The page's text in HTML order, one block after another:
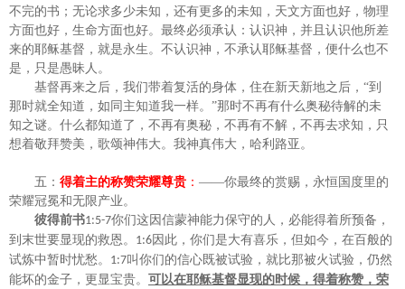
不完的书；无论求多少未知，还有更多的未知，天文方面也好，物理
方面也好，生命方面也好。最终必须承认：认识神，并且认识他所差
来的耶稣基督，就是永生。不认识神，不承认耶稣基督，便什么也不
是，只是愚昧人。
基督再来之后，我们带着复活的身体，住在新天新地之后， “到
那时就全知道，如同主知道我一样。”那时不再有什么奥秘待解的未
知之谜。什么都知道了，不再有奥秘，不再有不解，不再去求知，只
想着敬拜赞美，歌颂神伟大。我神真伟大，哈利路亚。
五： 得着主的称赞荣耀尊贵 ： ——你最终的赏赐，永恒国度里的
荣耀冠冕和无限产业。
彼得前书1:5-7你们这因信蒙神能力保守的人，必能得着所预备，
到末世要显现的救恩。 1:6因此，你们是大有喜乐，但如今，在百般的
试炼中暂时忧愁。 1:7叫你们的信心既被试验，就比那被火试验，仍然
能坏的金子，更显宝贵。 可以在耶稣基督显现的时候，得着称赞，荣